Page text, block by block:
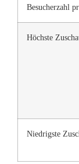
Besucherzahl
Höchste
Niedrigste